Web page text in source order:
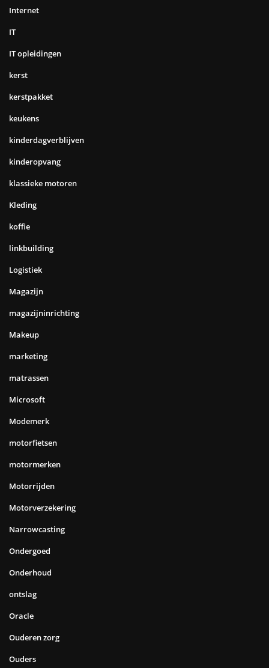
Internet
IT
IT opleidingen
kerst
kerstpakket
keukens
kinderdagverblijven
kinderopvang
klassieke motoren
Kleding
koffie
linkbuilding
Logistiek
Magazijn
magazijninrichting
Makeup
marketing
matrassen
Microsoft
Modemerk
motorfietsen
motormerken
Motorrijden
Motorverzekering
Narrowcasting
Ondergoed
Onderhoud
ontslag
Oracle
Ouderen zorg
Ouders